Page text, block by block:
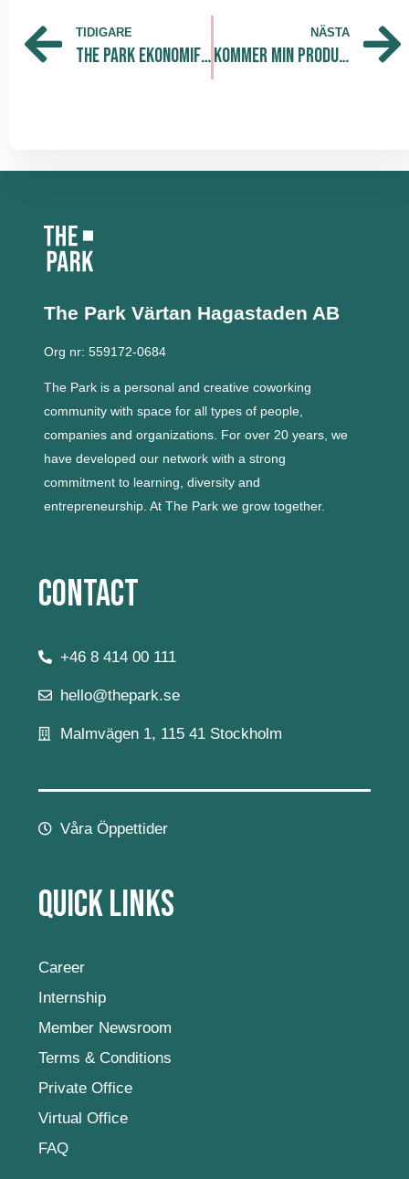
TIDIGARE
The Park Ekonomiforum – 13/5 – 16.00
NÄSTA
Kommer min produkt att sälja på Amazon? Torsdag 28/5
The Park Värtan Hagastaden AB
Org nr: 559172-0684
The Park is a personal and creative coworking
community with space for all types of people,
companies and organizations. For over 20 years, we
have developed our network with a strong
commitment to learning, diversity and
entrepreneurship. At The Park we grow together.
Contact
+46 8 414 00 111
hello@thepark.se
Malmvägen 1, 115 41 Stockholm
Våra Öppettider
Quick Links
Career
Internship
Member Newsroom
Terms & Conditions
Private Office
Virtual Office
FAQ